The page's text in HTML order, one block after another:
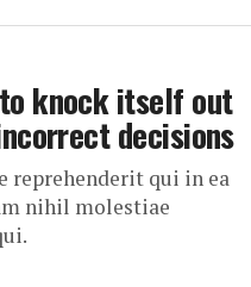
knock itself out
decisions
reprehenderit qui in ea
nihil molestiae